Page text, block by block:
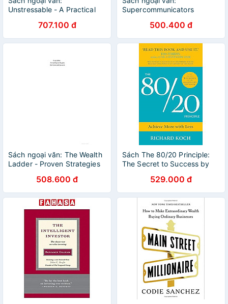
Unstressable - A Practical
707.100 đ
Supercommunicators
500.400 đ
Sách ngoại văn: The Wealth
Ladder - Proven Strategies
Financial Life508.600 đ
Sách The 80/20 Principle:
The Secret to Success by
529.000 đ